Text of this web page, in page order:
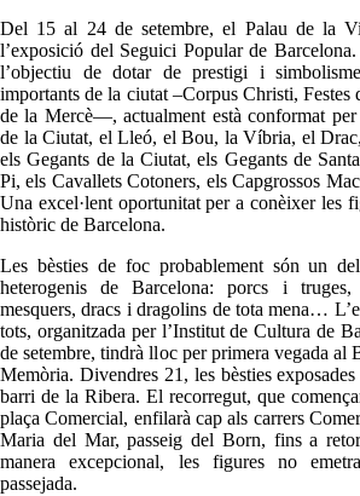
Del 15 al 24 de setembre, el Palau de la
l’exposició del Seguici Popular de
l’objectiu de dotar de prestigi i
importants de la ciutat –Corpus Christi, Festes
de la Mercè—, actualment està conformat per
de la Ciutat, el Lleó, el Bou, la Víbria, el
els Gegants de la Ciutat, els Gegants de
Pi, els Cavallets Cotoners, els Capgrossos
Una excel·lent oportunitat per a conèixer les
històric de Barcelona.
Les bèsties de foc probablement són un
heterogenis de Barcelona: porcs i
mesquers, dracs i dragolins de tota mena…
tots, organitzada per l’Institut de Cultura de
de setembre, tindrà lloc per primera vegada al
Memòria. Divendres 21, les bèsties
barri de la Ribera. El recorregut, que
plaça Comercial, enfilarà cap als carrers
Maria del Mar, passeig del Born, fins a
manera excepcional, les figures no
passejada.